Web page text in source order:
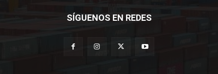
SÍGUENOS EN REDES